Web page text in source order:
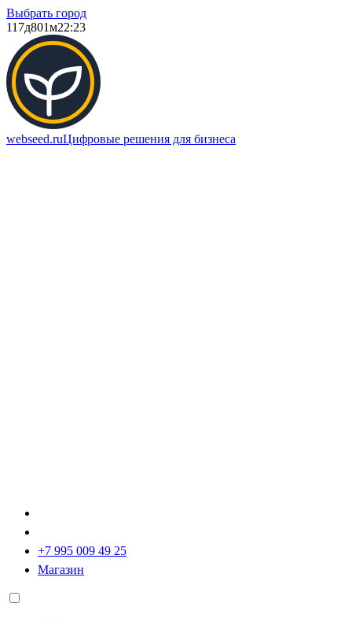
Выбрать город
117д801м22:23
webseed.ruЦифровые решения для бизнеса
+7 995 009 49 25
Магазин